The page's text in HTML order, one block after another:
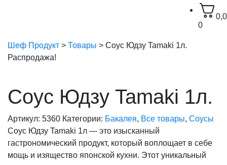
0
Шеф Продукт > Товары > Соус Юдзу Tamaki 1л.
Распродажа!
Соус Юдзу Tamaki 1л.
Артикул: 5360 Категории: Бакалея, Все товары, Соусы
Соус Юдзу Tamaki 1л — это изысканный
гастрономический продукт, который воплощает в себе
мощь и изящество японской кухни. Этот уникальный